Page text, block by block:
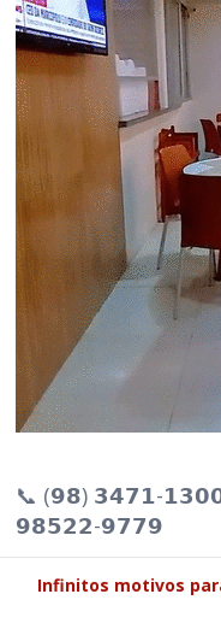
📞 (𝟵𝟴) 𝟯𝟰𝟳𝟭-
𝟵𝟴𝟱𝟮𝟮-𝟵𝟳𝟳𝟵
Infinitos motivos